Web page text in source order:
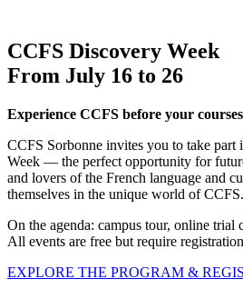
CCFS Discovery Week
From July 16 to 26
Experience CCFS before your
CCFS Sorbonne invites you to take
Week — the perfect opportunity for
and lovers of the French language and
themselves in the unique world of CCFS.
On the agenda: campus tour, online trial
All events are free but require
EXPLORE THE PROGRAM &